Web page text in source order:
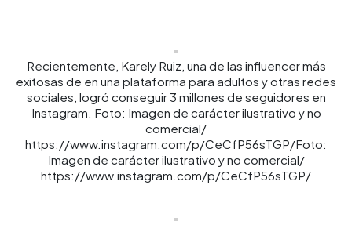
Recientemente, Karely Ruiz, una de las influencer más
exitosas de en una plataforma para adultos y otras redes
sociales, logró conseguir 3 millones de seguidores en
Instagram. Foto: Imagen de carácter ilustrativo y no
comercial/
https://www.instagram.com/p/CeCfP56sTGP/Foto:
Imagen de carácter ilustrativo y no comercial/
https://www.instagram.com/p/CeCfP56sTGP/